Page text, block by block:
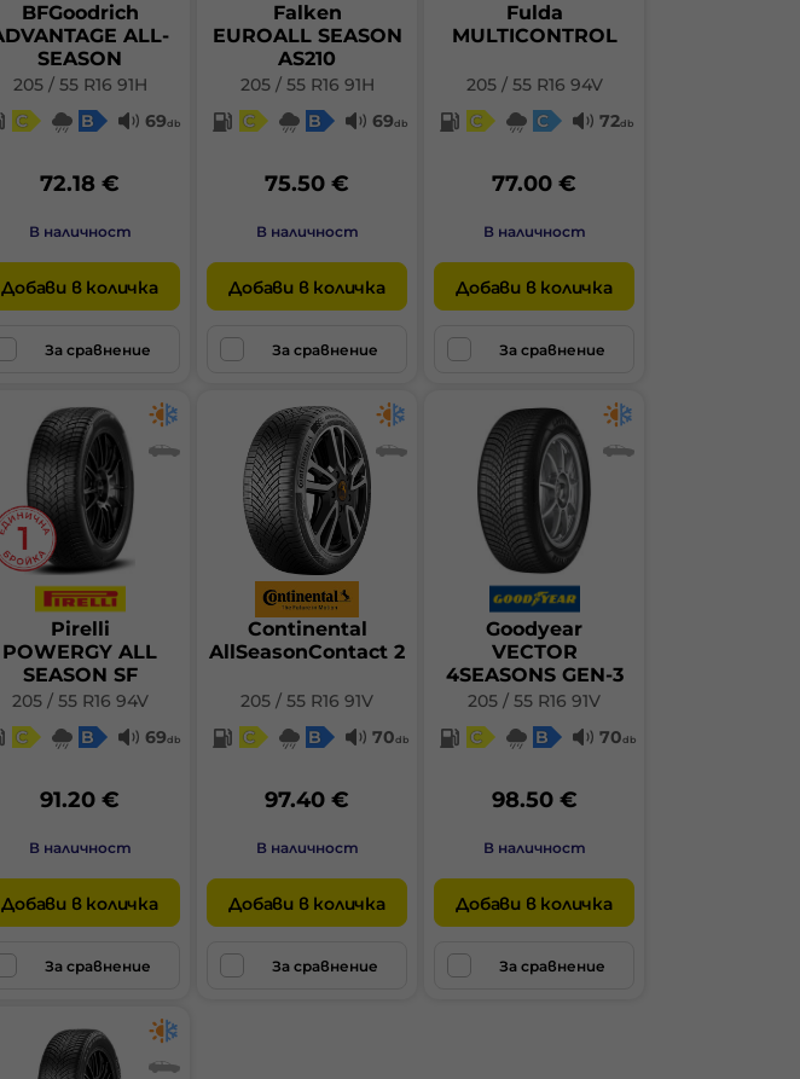
BFGoodrich
ALL-
SEASON
205 / 55 R16 91H
C
B 69db
72.18 €
В наличност
Добави в количка
За сравнение
Falken
EUROALL SEASON
AS210
205 / 55 R16 91H
C
B 69db
75.50 €
В наличност
Добави в количка
За сравнение
Fulda
MULTICONTROL
205 / 55 R16 94V
C
C 72db
77.00 €
В наличност
Добави в количка
За сравнение
Pirelli
POWERGY ALL
SEASON SF
205 / 55 R16 94V
C
B 69db
91.20 €
В наличност
Добави в количка
За сравнение
Continental
AllSeasonContact 2
205 / 55 R16 91V
C
B 70db
97.40 €
В наличност
Добави в количка
За сравнение
Goodyear
VECTOR
4SEASONS GEN-3
205 / 55 R16 91V
C
B 70db
98.50 €
В наличност
Добави в количка
За сравнение